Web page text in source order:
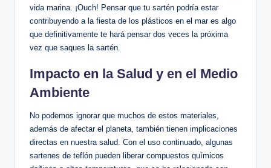
vida marina. ¡Ouch! Pensar que tu sartén podría estar
contribuyendo a la fiesta de los plásticos en el mar es algo
que definitivamente te hará pensar dos veces la próxima
vez que saques la sartén.
Impacto en la Salud y en el Medio
Ambiente
No podemos ignorar que muchos de estos materiales,
además de afectar el planeta, también tienen implicaciones
directas en nuestra salud. Con el uso continuado, algunas
sartenes de teflón pueden liberar compuestos químicos